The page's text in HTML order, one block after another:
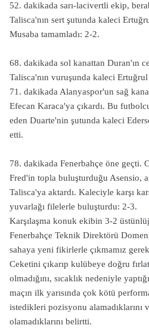
52. dakikada sarı-lacivertli ekip,
Talisca'nın sert şutunda kaleci
Musaba tamamladı: 2-2.
68. dakikada sol kanattan Duran'ın
Talisca'nın vuruşunda kaleci
71. dakikada Alanyaspor'un sağ
Efecan Karaca'ya çıkardı. Bu
eden Duarte'nin şutunda kaleci
etti.
78. dakikada Fenerbahçe öne geçti.
Fred'in topla buluşturduğu Asensio,
Talisca'ya aktardı. Kaleciyle karşı
yuvarlağı filelerle buluşturdu: 2-3.
Karşılaşma konuk ekibin 3-2
Fenerbahçe Teknik Direktörü
sahaya yeni fikirlerle çıkmamız
Ceketini çıkarıp kulübeye doğru
olmadığını, sıcaklık nedeniyle
maçın ilk yarısında çok kötü
istedikleri pozisyonu alamadıklarını
olamadıklarını belirtti.